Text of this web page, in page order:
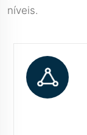
níveis.